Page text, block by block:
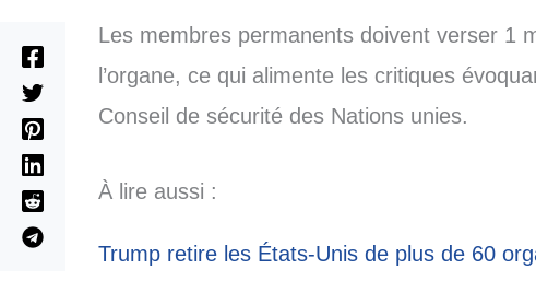
Les membres permanents doivent verser 1
l’organe, ce qui alimente les critiques
Conseil de sécurité des Nations unies.
À lire aussi :
Trump retire les États-Unis de plus de 60